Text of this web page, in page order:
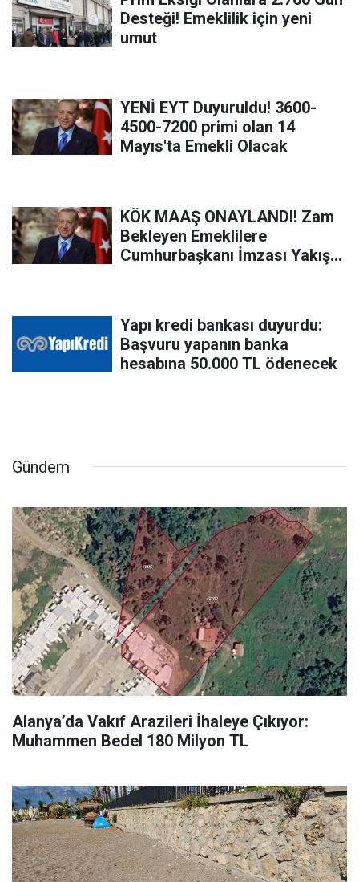
Desteği! Emeklilik için yeni
umut
YENİ EYT Duyuruldu! 3600-
4500-7200 primi olan 14
Mayıs'ta Emekli Olacak
KÖK MAAŞ ONAYLANDI! Zam
Bekleyen Emeklilere
Cumhurbaşkanı İmzası Yakıştı!
Yapı kredi bankası duyurdu:
Başvuru yapanın banka
hesabına 50.000 TL ödenecek
Gündem
Alanya’da Vakıf Arazileri İhaleye Çıkıyor:
Muhammen Bedel 180 Milyon TL